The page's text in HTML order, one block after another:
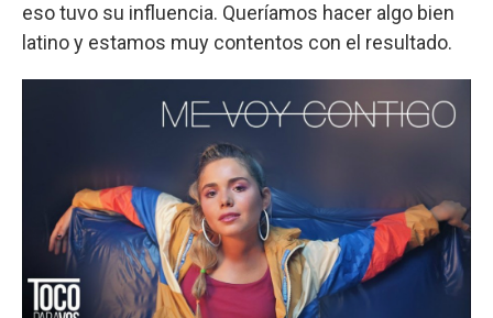
eso tuvo su influencia. Queríamos hacer algo bien
latino y estamos muy contentos con el resultado.